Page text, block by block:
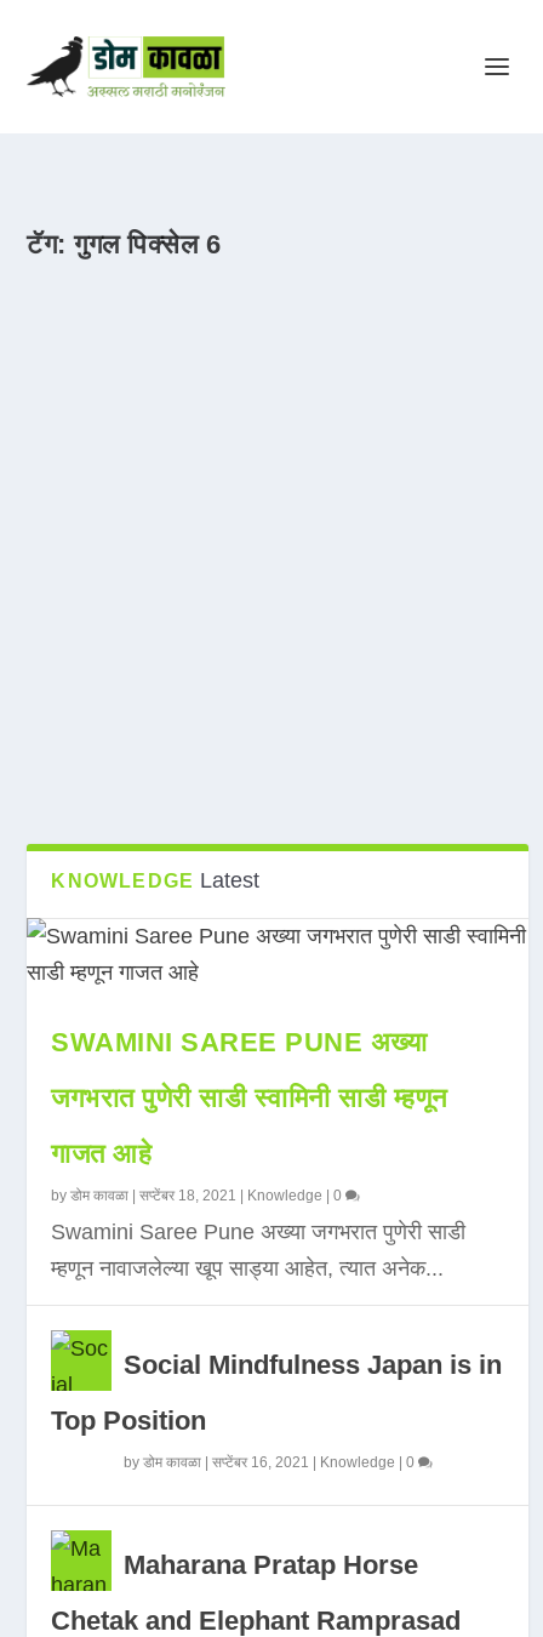
टॅग:गुगल पिक्सेल 6
KNOWLEDGE Latest
SWAMINI SAREE PUNE अख्या
जगभरात पुणेरी साडी स्वामिनी साडी म्हणून
गाजत आहे
byडोम कावळा |सप्टेंबर 18, 2021 Knowledge |0
Swamini Saree Pune अख्या जगभरात पुणेरी साडी
म्हणून नावाजलेल्या खूप साड्या आहेत, त्यात अनेक...
Social Mindfulness Japan is in
Top Position
byडोम कावळा |सप्टेंबर 16, 2021 Knowledge |0
Maharana Pratap Horse
Chetak and Elephant Ramprasad